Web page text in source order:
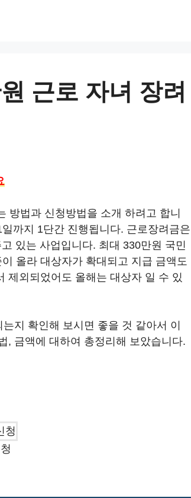
근로 자녀 장려
방법과 신청방법을 소개 하려고 합니
까지 1단간 진행됩니다. 근로장려금은
있는 사업입니다. 최대 330만원 국민
올라 대상자가 확대되고 지급 금액도
제외되었어도 올해는 대상자 일 수 있
지 확인해 보시면 좋을 것 같아서 이
, 금액에 대하여 총정리해 보았습니다.